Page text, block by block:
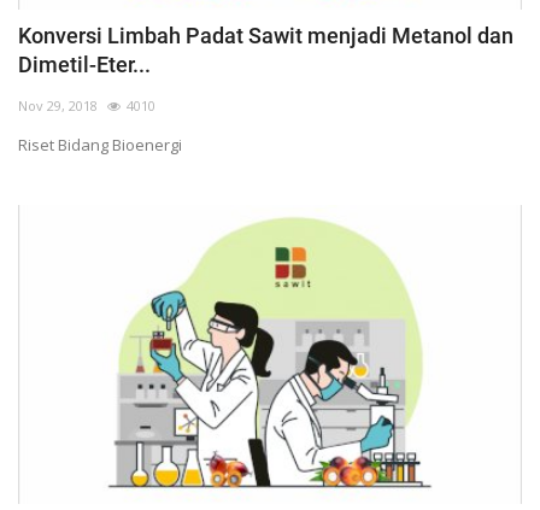
Konversi Limbah Padat Sawit menjadi Metanol dan
Dimetil-Eter...
Nov 29, 2018 4010
Riset Bidang Bioenergi